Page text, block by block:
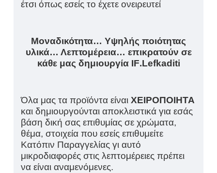
έτσι όπως εσείς το έχετε ονειρευτεί
Μοναδικότητα… Υψηλής ποιότητας
υλικά… Λεπτομέρεια… επικρατούν σε
κάθε μας δημιουργία IF.Lefkaditi
Όλα μας τα προϊόντα είναι ΧΕΙΡΟΠΟΙΗΤΑ
και δημιουργούνται αποκλειστικά για εσάς
βάση δική σας επιθυμίας σε χρώματα,
θέμα, στοιχεία που εσείς επιθυμείτε
Κατόπιν Παραγγελίας γι αυτό
μικροδιαφορές στις λεπτομέρειες πρέπει
να είναι αναμενόμενες.